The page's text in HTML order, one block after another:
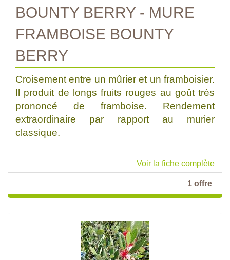
BOUNTY BERRY - MURE
FRAMBOISE BOUNTY
BERRY
Croisement entre un mûrier et un framboisier.
Il produit de longs fruits rouges au goût très
prononcé de framboise. Rendement
extraordinaire par rapport au murier
classique.
Voir la fiche complète
1 offre